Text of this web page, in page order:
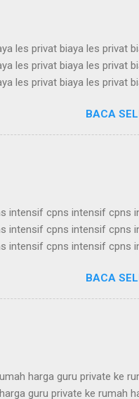
les privat biaya les privat
les privat biaya les privat
les privat biaya les privat
les privat biaya les privat
les privat biaya les privat
les privat biaya les privat
BACA
intensif cpns intensif cpns
intensif cpns intensif cpns
cpns intensif cpns
intensif cpns intensif cpns
intensif cpns intensif cpns
cpns intensif cpns
BACA
harga guru private ke
guru private ke rumah